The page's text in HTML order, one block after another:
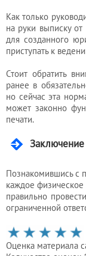
Как только
на руки выписку от
для созданного
приступать к
Стоит обратить
ранее в
но сейчас эта
может законно
печати.
Заключение
Познакомившись с
каждое
правильно
ограниченной
Оценка материала